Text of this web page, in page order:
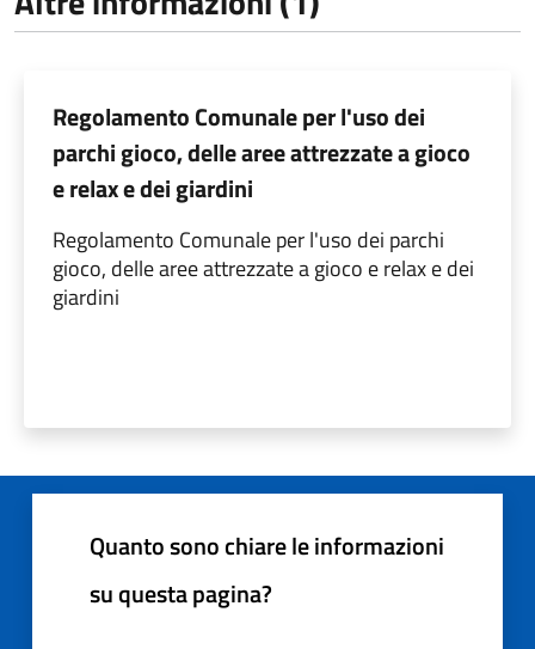
Regolamento Comunale per l'uso dei
parchi gioco, delle aree attrezzate a gioco
e relax e dei giardini
Regolamento Comunale per l'uso dei parchi
gioco, delle aree attrezzate a gioco e relax e dei
giardini
Quanto sono chiare le informazioni
su questa pagina?